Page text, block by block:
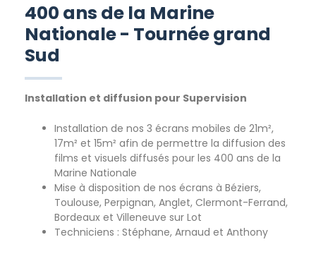
400 ans de la Marine
Nationale - Tournée grand
Sud
Installation et diffusion pour Supervision
Installation de nos 3 écrans mobiles de 21m²,
17m² et 15m² afin de permettre la diffusion des
films et visuels diffusés pour les 400 ans de la
Marine Nationale
Mise à disposition de nos écrans à Béziers,
Toulouse, Perpignan, Anglet, Clermont-Ferrand,
Bordeaux et Villeneuve sur Lot
Techniciens : Stéphane, Arnaud et Anthony